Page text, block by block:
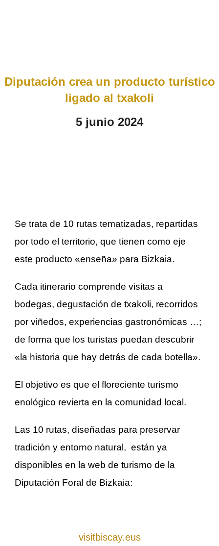
Diputación crea un producto turístico
ligado al txakoli
5 junio 2024
Se trata de 10 rutas tematizadas, repartidas
por todo el territorio, que tienen como eje
este producto «enseña» para Bizkaia.
Cada itinerario comprende visitas a
bodegas, degustación de txakoli, recorridos
por viñedos, experiencias gastronómicas …;
de forma que los turistas puedan descubrir
«la historia que hay detrás de cada botella».
El objetivo es que el floreciente turismo
enológico revierta en la comunidad local.
Las 10 rutas, diseñadas para preservar
tradición y entorno natural, están ya
disponibles en la web de turismo de la
Diputación Foral de Bizkaia:
visitbiscay.eus